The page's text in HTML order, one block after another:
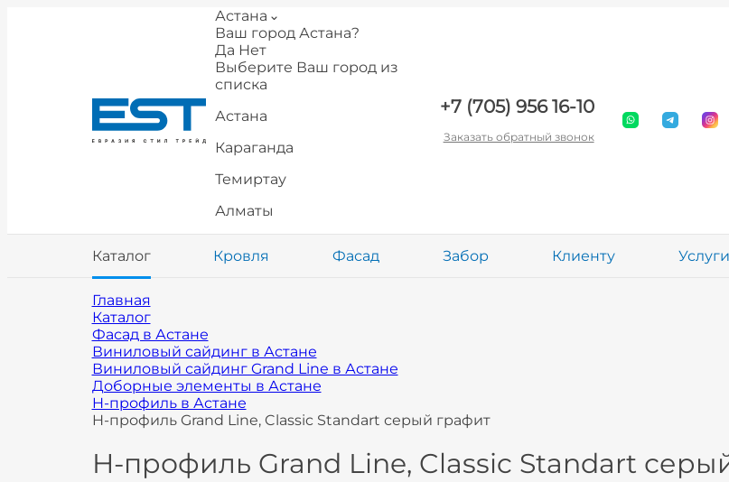
Астана
Ваш город Астана?
Да Нет
Выберите Ваш город из
списка
Астана
Караганда
Темиртау
Алматы
+7 (705) 956 16-10
Заказать обратный звонок
Каталог Кровля Фасад Забор Клиенту Услуги
Главная
Каталог
Фасад в Астане
Виниловый сайдинг в Астане
Виниловый сайдинг Grand Line в Астане
Доборные элементы в Астане
H-профиль в Астане
H-профиль Grand Line, Classic Standart серый графит
H-профиль Grand Line, Classic Standart